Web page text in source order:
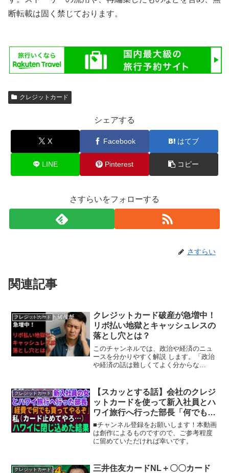
断転載は固く禁じております。
クレジットカード
シェアする
X Facebook はてブ
LINE Pinterest コピー
さすらいをフォローする
さすらい
関連記事
クレジットカード
クレジットカード破産が急増中！
リボ払い地獄とキャッシュレスの
落とし穴とは？
このチャンネルでは、政治や経済のニュ
ースを分かりやすく解説 します。「政治
や経済の話は難しくてよく分からな
ている方に向けて、 シンプルで分かりや
すい解説 をお届けします...
クレジットカード
【スカッとする話】会社のクレジ
ットカードを使って新入社員とハ
ワイ旅行へ行った部長「何でも買
ってあげる」私（カード利用停止
してやろ）→会社のクレジットカ
ードを止めて物価高のハワイに閉
■チャンネル登録をお願いします！本動画
は創作によるものですので、ご参考程度
に留めていただければ幸いです。
クレジットカード
三井住友カードNL＋〇〇カード